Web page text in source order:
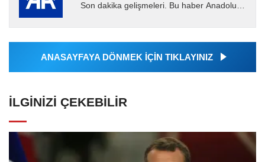
Son dakika gelişmeleri. Bu haber Anadolu
Ajansı tarafından...
ANASAYFAYA DÖNMEK İÇİN TIKLAYINIZ
İLGINIZI ÇEKEBILIR